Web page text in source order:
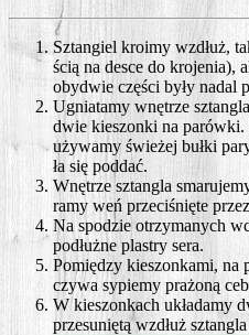
Sztan­giel kro­imy wzdłuż,
ścią na desce do kro­je­nia),
oby­dwie czę­ści były nadal
Ugnia­ta­my wnę­trze
dwie kie­szon­ki na parów­ki.
uży­wa­my świe­żej buł­ki
ła się poddać.
Wnę­trze sztan­gla
ra­my weń prze­ci­śnię­te
Na spo­dzie otrzy­ma­nych
podłuż­ne pla­stry sera.
Pomię­dzy kie­szon­ka­mi, na
czy­wa sypie­my pra­żo­ną
W kie­szon­kach ukła­da­my
prze­su­nię­tą wzdłuż